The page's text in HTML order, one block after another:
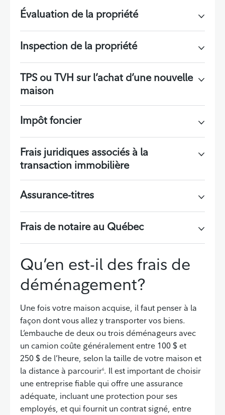
Évaluation de la propriété
Inspection de la propriété
TPS ou TVH sur l’achat d’une nouvelle
maison
Impôt foncier
Frais juridiques associés à la
transaction immobilière
Assurance-titres
Frais de notaire au Québec
Qu’en est-il des frais de
déménagement?
Une fois votre maison acquise, il faut penser à la
façon dont vous allez y transporter vos biens.
L’embauche de deux ou trois déménageurs avec
un camion coûte généralement entre 100 $ et
250 $ de l’heure, selon la taille de votre maison et
la distance à parcourir6. Il est important de choisir
une entreprise fiable qui offre une assurance
adéquate, incluant une protection pour ses
employés, et qui fournit un contrat signé, entre